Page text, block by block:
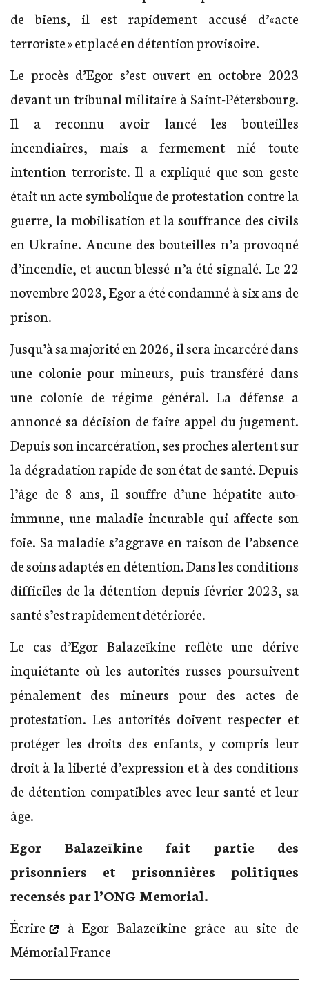
de biens, il est rapidement accusé d’«acte
terroriste » et placé en détention provisoire.
Le procès d’Egor s’est ouvert en octobre 2023
devant un tribunal militaire à Saint-Pétersbourg.
Il a reconnu avoir lancé les bouteilles
incendiaires, mais a fermement nié toute
intention terroriste. Il a expliqué que son geste
était un acte symbolique de protestation contre la
guerre, la mobilisation et la souffrance des civils
en Ukraine. Aucune des bouteilles n’a provoqué
d’incendie, et aucun blessé n’a été signalé. Le 22
novembre 2023, Egor a été condamné à six ans de
prison.
Jusqu’à sa majorité en 2026, il sera incarcéré dans
une colonie pour mineurs, puis transféré dans
une colonie de régime général. La défense a
annoncé sa décision de faire appel du jugement.
Depuis son incarcération, ses proches alertent sur
la dégradation rapide de son état de santé. Depuis
l’âge de 8 ans, il souffre d’une hépatite auto-
immune, une maladie incurable qui affecte son
foie. Sa maladie s’aggrave en raison de l’absence
de soins adaptés en détention. Dans les conditions
difficiles de la détention depuis février 2023, sa
santé s’est rapidement détériorée.
Le cas d’Egor Balazeïkine reflète une dérive
inquiétante où les autorités russes poursuivent
pénalement des mineurs pour des actes de
protestation. Les autorités doivent respecter et
protéger les droits des enfants, y compris leur
droit à la liberté d’expression et à des conditions
de détention compatibles avec leur santé et leur
âge.
Egor Balazeïkine fait partie des
prisonniers et prisonnières politiques
recensés par l’ONG Memorial.
Écrire
à Egor Balazeïkine grâce au site de
Mémorial France